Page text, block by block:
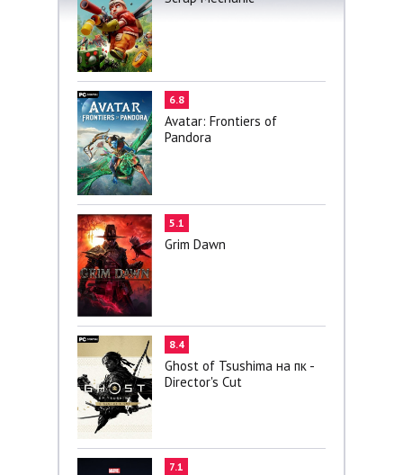
6.8
Avatar: Frontiers of
Pandora
5.1
Grim Dawn
8.4
Ghost of Tsushima на пк -
Director's Cut
7.1